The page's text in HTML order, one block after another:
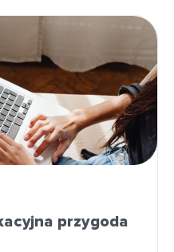
przygoda